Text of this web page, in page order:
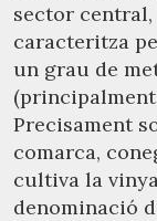
sector
caracteritza
un grau de
Precisament
comarca,
cultiva la
denominació
Analítiques i
Permeten fer el
dels usuaris
mitjançant
mesurament
perfils de
funció de
servei.
l'usuari per
una millor